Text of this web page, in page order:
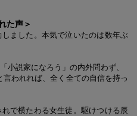
た声＞
ました。本気で泣いたのは数年ぶ
小説家になろう」の内外問わず、
われれば、全く全ての自信を持っ
で横たわる女生徒。駆けつける辰